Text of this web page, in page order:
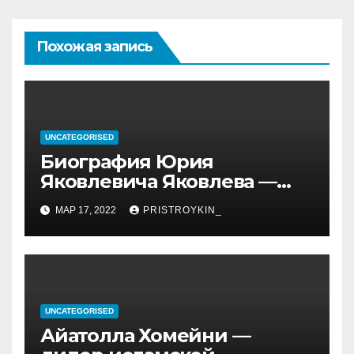
Похожая запись
UNCATEGORISED
Биография Юрия
Яковлевича Яковлева —
история его личной и
профессиональной жизни
МАР 17, 2022 PRISTROYKIN_
UNCATEGORISED
Айатолла Хомейни —